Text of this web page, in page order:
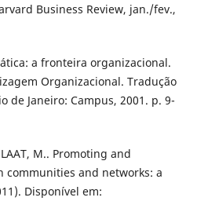
Business Review, jan./fev.,
a fronteira organizacional.
Organizacional. Tradução
de Janeiro: Campus, 2001. p. 9-
LAAT, M.. Promoting and
communities and networks: a
Disponível em: